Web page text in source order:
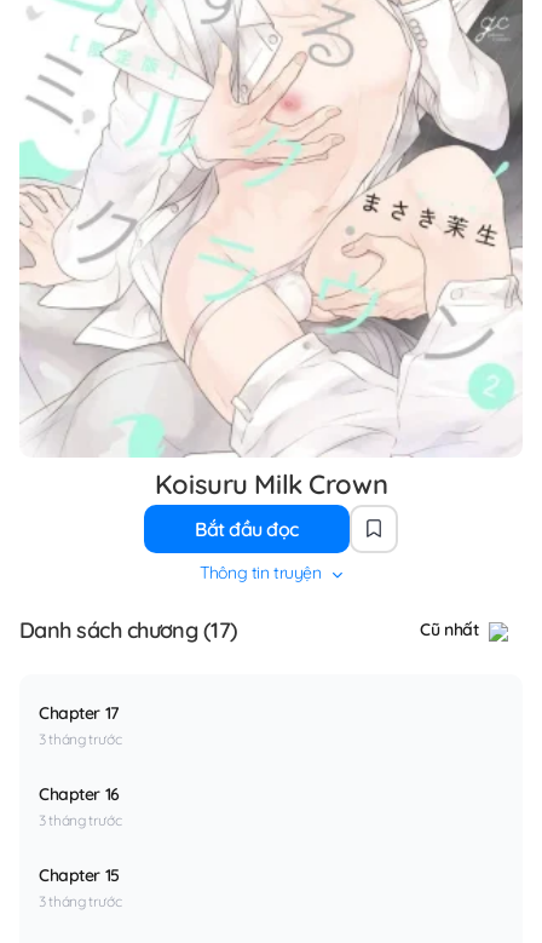
Koisuru Milk Crown
Bắt đầu đọc
Thông tin truyện
Danh sách chương (17) Cũ nhất
Chapter 17
3 tháng trước
Chapter 16
3 tháng trước
Chapter 15
3 tháng trước